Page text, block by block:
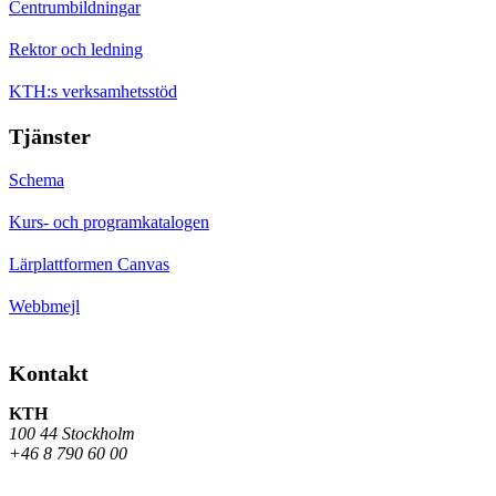
Centrumbildningar
Rektor och ledning
KTH:s verksamhetsstöd
Tjänster
Schema
Kurs- och programkatalogen
Lärplattformen Canvas
Webbmejl
Kontakt
KTH
100 44 Stockholm
+46 8 790 60 00